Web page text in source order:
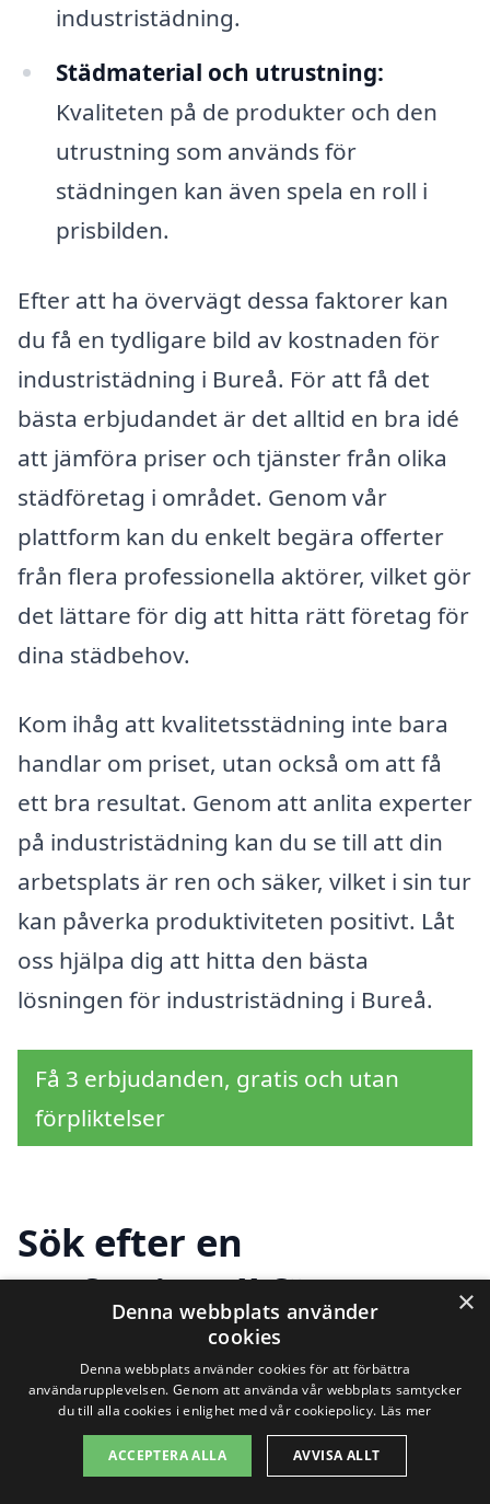
industristädning.
Städmaterial och utrustning:
Kvaliteten på de produkter och den
utrustning som används för
städningen kan även spela en roll i
prisbilden.
Efter att ha övervägt dessa faktorer kan
du få en tydligare bild av kostnaden för
industristädning i Bureå. För att få det
bästa erbjudandet är det alltid en bra idé
att jämföra priser och tjänster från olika
städföretag i området. Genom vår
plattform kan du enkelt begära offerter
från flera professionella aktörer, vilket gör
det lättare för dig att hitta rätt företag för
dina städbehov.
Kom ihåg att kvalitetsstädning inte bara
handlar om priset, utan också om att få
ett bra resultat. Genom att anlita experter
på industristädning kan du se till att din
arbetsplats är ren och säker, vilket i sin tur
kan påverka produktiviteten positivt. Låt
oss hjälpa dig att hitta den bästa
lösningen för industristädning i Bureå.
Få 3 erbjudanden, gratis och utan
förpliktelser
Sök efter en
professionell för
industristädning i
andra städer nära
Bureå
×
Denna webbplats använder
cookies
Denna webbplats använder cookies för att förbättra
användarupplevelsen. Genom att använda vår webbplats samtycker
du till alla cookies i enlighet med vår cookiepolicy. Läs mer
ACCEPTERA ALLA AVVISA ALLT